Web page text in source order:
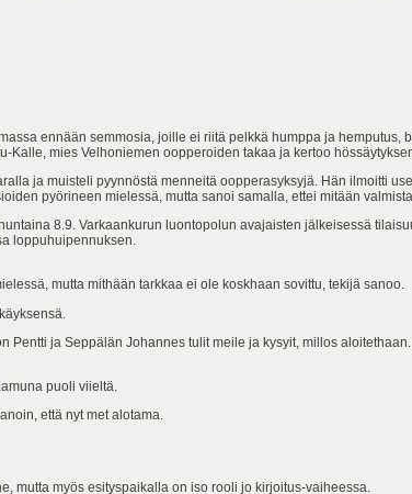
ennään semmosia, joille ei riitä pelkkä humppa ja
Kalle, mies Velhoniemen oopperoiden takaa ja kertoo
ja muisteli pyynnöstä menneitä oopperasyksyjä. Hän ilmoitti
pyörineen mielessä, mutta sanoi samalla, ettei mitään
8.9. Varkaankurun luontopolun avajaisten jälkeisessä
loppuhuipennuksen.
mutta mithään tarkkaa ei ole koskhaan sovittu, tekijä sanoo.
Pentti ja Seppälän Johannes tulit meile ja kysyit, millos
puoli viieltä.
että nyt met alotama.
mutta myös esityspaikalla on iso rooli jo kirjoitus-vaiheessa.